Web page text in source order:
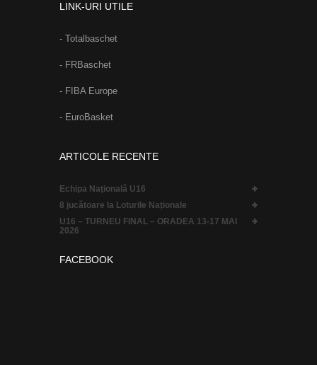
LINK-URI UTILE
- Totalbaschet
- FRBaschet
- FIBA Europe
- EuroBasket
ARTICOLE RECENTE
Echipa Naţională U16
8 jucătoare la Loturile Naționale
U16 – TURNEU FINAL – ORADEA 13-17 MAI
2026
FACEBOOK